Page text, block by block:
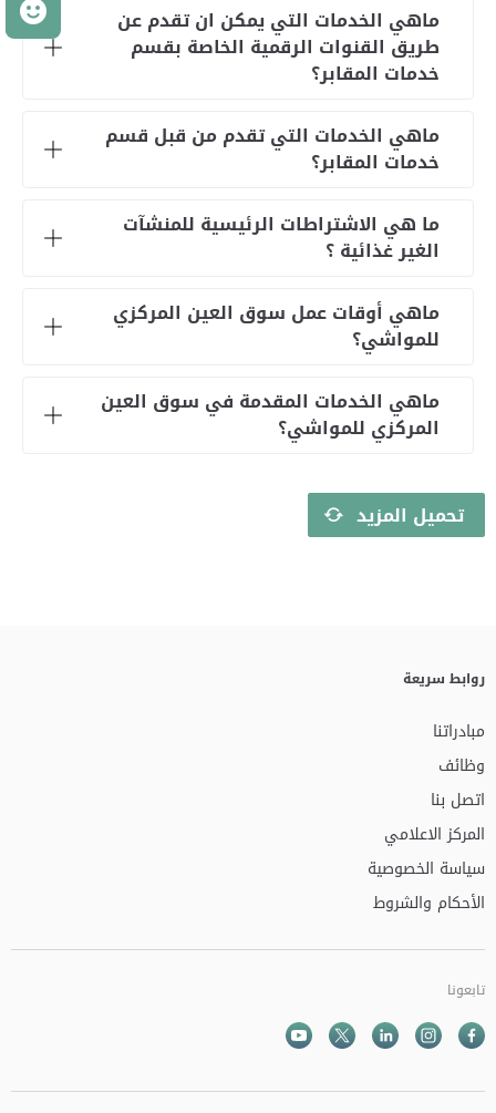
ماهي الخدمات التي يمكن ان تقدم عن
طريق القنوات الرقمية الخاصة بقسم
خدمات المقابر؟
ماهي الخدمات التي تقدم من قبل قسم
خدمات المقابر؟
ما هي الاشتراطات الرئيسية للمنشآت
الغير غذائية ؟
ماهي أوقات عمل سوق العين المركزي
للمواشي؟
ماهي الخدمات المقدمة في سوق العين
المركزي للمواشي؟
روابط سريعة
مبادراتنا
وظائف
اتصل بنا
المركز الاعلامي
سياسة الخصوصية
الأحكام والشروط
تابعونا
Facebook
Instagramالذهاب الى تم
Twitter
Youtube